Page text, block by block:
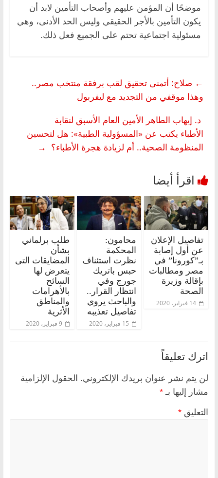
موضحًا أن المؤمن عليهم وأصحاب التأمين لابد أن
يكون التأمين بالأجر الحقيقي وليس الحد الأدنى، وهي
مسئولية اجتماعية تحتم على الجميع فعل ذلك.
← صلاح: أتمنى تحقيق لقب برفقة منتخب مصر..
وهذا موقفي من التجديد مع ليفربول
د. إيهاب الطاهر الأمين العام الأسبق لنقابة
الأطباء يكتب عن «المسؤولية الطبية»: هل لتحسين
المنظومة الصحية.. أم لزيادة هجرة الأطباء؟ →
تفاصيل الإعلان
عن أول إصابة
بـ”كورونا” في
مصر ومطالبات
بإقالة وزيرة
الصحة
14 فبراير، 2020
محامون:
المحكمة
نظرت استئناف
حبس باتريك
جورج وفي
انتظار القرار..
والباحث يروي
تفاصيل تعذيبه
15 فبراير، 2020
طلب برلماني
بشأن
المضايقات التى
يتعرض لها
السائح
بالأهرامات
والمناطق
الأثرية
9 فبراير، 2020
اترك تعليقاً
لن يتم نشر عنوان بريدك الإلكتروني. الحقول الإلزامية
مشار إليها بـ *
التعليق *